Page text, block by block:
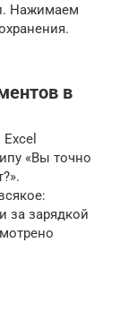
Нажимаем
в
«Вы точно
за зарядкой